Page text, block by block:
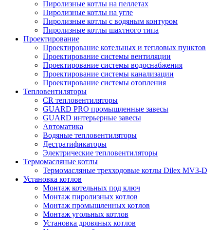
Пиролизные котлы на пеллетах
Пиролизные котлы на угле
Пиролизные котлы с водяным контуром
Пиролизные котлы шахтного типа
Проектирование
Проектирование котельных и тепловых пунктов
Проектирование системы вентиляции
Проектирование системы водоснабжения
Проектирование системы канализации
Проектирование системы отопления
Тепловентиляторы
CR тепловентиляторы
GUARD PRO промышленные завесы
GUARD интерьерные завесы
Автоматика
Водяные тепловентиляторы
Дестратификаторы
Электрические тепловентиляторы
Термомасляные котлы
Термомасляные трехходовые котлы Dilex MV3-D
Установка котлов
Монтаж котельных под ключ
Монтаж пиролизных котлов
Монтаж промышленных котлов
Монтаж угольных котлов
Установка дровяных котлов